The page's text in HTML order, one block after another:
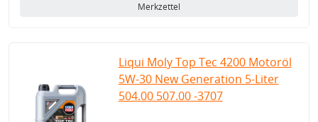
Merkzettel
Liqui Moly Top Tec 4200 Motoröl
5W-30 New Generation 5-Liter
504.00 507.00 -3707